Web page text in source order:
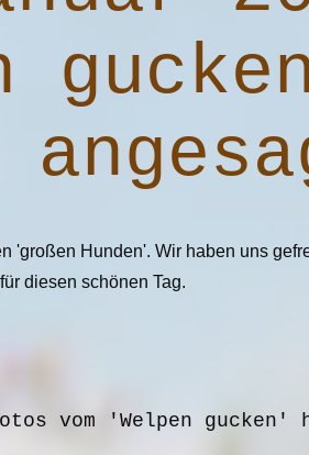
'großen Hunden'. Wir haben uns
diesen schönen Tag.
vom 'Welpen gucken'